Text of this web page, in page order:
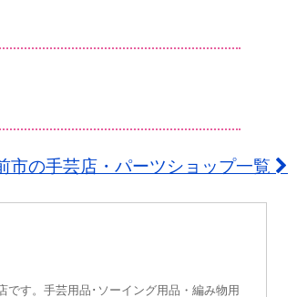
市の手芸店・パーツショップ一覧
です。手芸用品･ソーイング用品・編み物用